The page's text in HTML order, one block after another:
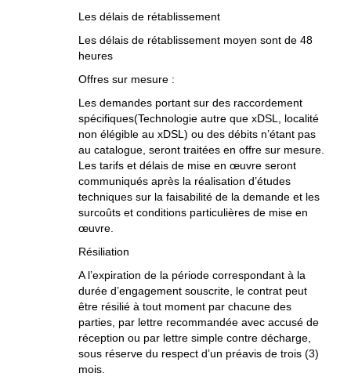
Les délais de rétablissement
Les délais de rétablissement moyen sont de 48
heures
Offres sur mesure :
Les demandes portant sur des raccordement
spécifiques(Technologie autre que xDSL, localité
non élégible au xDSL) ou des débits n’étant pas
au catalogue, seront traitées en offre sur mesure.
Les tarifs et délais de mise en œuvre seront
communiqués après la réalisation d’études
techniques sur la faisabilité de la demande et les
surcoûts et conditions particulières de mise en
œuvre.
Résiliation
A l’expiration de la période correspondant à la
durée d’engagement souscrite, le contrat peut
être résilié à tout moment par chacune des
parties, par lettre recommandée avec accusé de
réception ou par lettre simple contre décharge,
sous réserve du respect d’un préavis de trois (3)
mois.